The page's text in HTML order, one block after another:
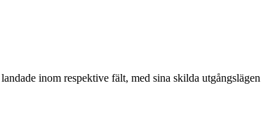
inom respektive fält, med sina skilda